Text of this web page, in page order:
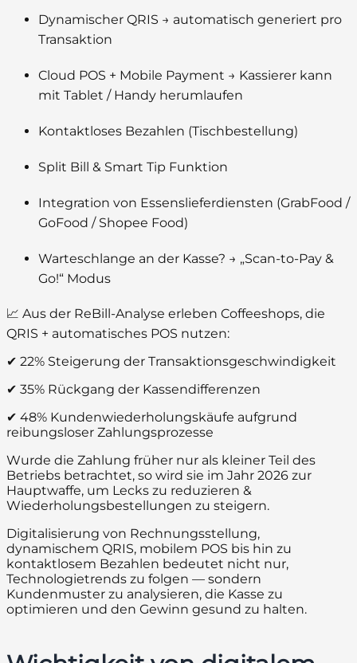
Dynamischer QRIS → automatisch generiert pro
Transaktion
Cloud POS + Mobile Payment → Kassierer kann
mit Tablet / Handy herumlaufen
Kontaktloses Bezahlen (Tischbestellung)
Split Bill & Smart Tip Funktion
Integration von Essenslieferdiensten (GrabFood /
GoFood / Shopee Food)
Warteschlange an der Kasse? → „Scan-to-Pay &
Go!“ Modus
📈 Aus der ReBill-Analyse erleben Coffeeshops, die
QRIS + automatisches POS nutzen:
✔ 22% Steigerung der Transaktionsgeschwindigkeit
✔ 35% Rückgang der Kassendifferenzen
✔ 48% Kundenwiederholungskäufe aufgrund
reibungsloser Zahlungsprozesse
Wurde die Zahlung früher nur als kleiner Teil des
Betriebs betrachtet, so wird sie im Jahr 2026 zur
Hauptwaffe, um Lecks zu reduzieren &
Wiederholungsbestellungen zu steigern.
Digitalisierung von Rechnungsstellung,
dynamischem QRIS, mobilem POS bis hin zu
kontaktlosem Bezahlen bedeutet nicht nur,
Technologietrends zu folgen — sondern
Kundenmuster zu analysieren, die Kasse zu
optimieren und den Gewinn gesund zu halten.